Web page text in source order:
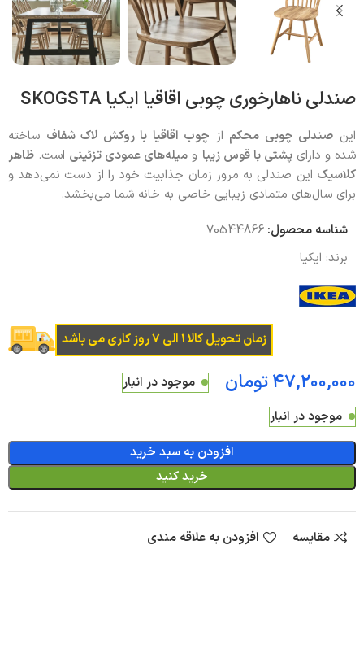
صندلی ناهارخوری چوبی اقاقیا ایکیا SKOGSTA
این صندلی چوبی محکم از چوب اقاقیا با روکش لاک شفاف ساخته
شده و دارایپشتی با قوس زیبا و میله‌های عمودی تزئینی است. ظاهر
کلاسیک این صندلی به مرور زمان جذابیت خود را از دست نمی‌دهد و
برای سال‌های متمادی زیبایی خاصی به خانه شما می‌بخشد.
شناسه محصول:70544866
برند: ایکیا
زمان تحویل کالا 1 الی 7 روز کاری می باشد
تومان
موجود در انبار
موجود در انبار
افزودن به سبد خرید
خرید کنید
مقایسه افزودن به علاقه مندی